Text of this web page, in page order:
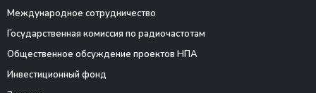
Международное сотрудничество
Государственная комиссия по радиочастотам
Общественное обсуждение проектов НПА
Инвестиционный фонд